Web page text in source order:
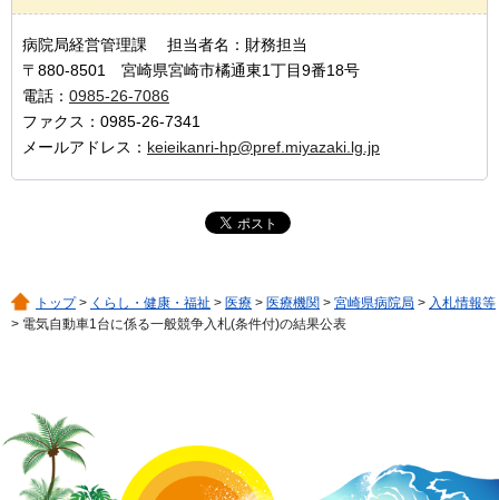
病院局経営管理課 担当者名：財務担当
〒880-8501 宮崎県宮崎市橘通東1丁目9番18号
電話： 0985-26-7086
ファクス：0985-26-7341
メールアドレス： keieikanri-hp@pref.miyazaki.lg.jp
トップ> くらし・健康・福祉 > 医療 > 医療機関 > 宮崎県病院局 > 入札情報等
> 電気自動車1台に係る一般競争入札(条件付)の結果公表